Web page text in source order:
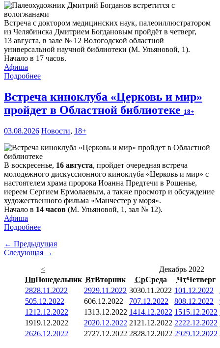
Встреча с доктором медицинских наук, палеоиллюстратором
из Челябинска Дмитрием Богдановым пройдёт в четверг,
13 августа, в зале № 12 Вологодской областной
универсальной научной библиотеки (М. Ульяновой, 1).
Начало в 17 часов.
Афиша
Подробнее
Встреча киноклуба «Церковь и мир»
пройдет в Областной библиотеке 18+
03.08.2026 Новости, 18+
В воскресенье, 16 августа, пройдет очередная встреча
молодежного дискуссионного киноклуба «Церковь и мир» с
настоятелем храма пророка Иоанна Предтечи в Рощенье,
иереем Сергием Ермолаевым, а также просмотр и обсуждение
художественного фильма «Манчестер у моря».
Начало в 14 часов (М. Ульяновой, 1, зал № 12).
Афиша
Подробнее
← Предыдущая
Следующая →
<
Декабрь 2022
ПнПонедельник ВтВторник СрСреда ЧтЧетверг
2828.11.2022 2929.11.2022 3030.11.2022 101.12.2022
505.12.2022 606.12.2022 707.12.2022 808.12.2022
1212.12.2022 1313.12.2022 1414.12.2022 1515.12.2022
1919.12.2022 2020.12.2022 21 21.12.2022 2222.12.2022
2626.12.2022 2727.12.2022 2828.12.2022 2929.12.2022